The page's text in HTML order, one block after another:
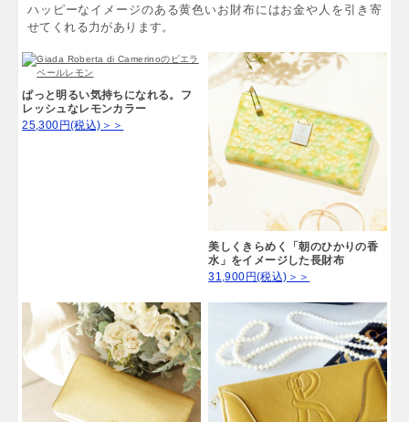
ハッピーなイメージのある黄色いお財布にはお金や人を引き寄
せてくれる力があります。
ぱっと明るい気持ちになれる。フ
レッシュなレモンカラー
25,300円(税込)＞＞
美しくきらめく「朝のひかりの香
水」をイメージした長財布
31,900円(税込)＞＞